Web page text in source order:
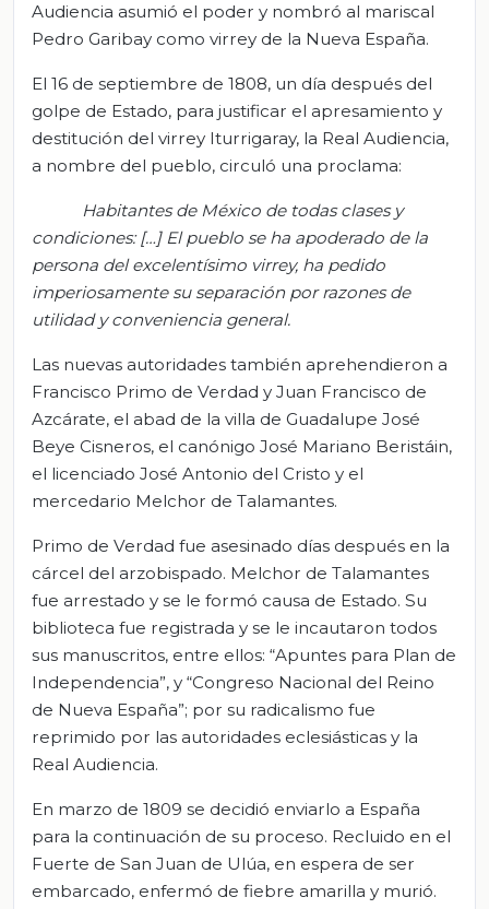
Audiencia asumió el poder y nombró al mariscal
Pedro Garibay como virrey de la Nueva España.
El 16 de septiembre de 1808, un día después del
golpe de Estado, para justificar el apresamiento y
destitución del virrey Iturrigaray, la Real Audiencia,
a nombre del pueblo, circuló una proclama:
Habitantes de México de todas clases y
condiciones: […] El pueblo se ha apoderado de la
persona del excelentísimo virrey, ha pedido
imperiosamente su separación por razones de
utilidad y conveniencia general.
Las nuevas autoridades también aprehendieron a
Francisco Primo de Verdad y Juan Francisco de
Azcárate, el abad de la villa de Guadalupe José
Beye Cisneros, el canónigo José Mariano Beristáin,
el licenciado José Antonio del Cristo y el
mercedario Melchor de Talamantes.
Primo de Verdad fue asesinado días después en la
cárcel del arzobispado. Melchor de Talamantes
fue arrestado y se le formó causa de Estado. Su
biblioteca fue registrada y se le incautaron todos
sus manuscritos, entre ellos: “Apuntes para Plan de
Independencia”, y “Congreso Nacional del Reino
de Nueva España”; por su radicalismo fue
reprimido por las autoridades eclesiásticas y la
Real Audiencia.
En marzo de 1809 se decidió enviarlo a España
para la continuación de su proceso. Recluido en el
Fuerte de San Juan de Ulúa, en espera de ser
embarcado, enfermó de fiebre amarilla y murió.